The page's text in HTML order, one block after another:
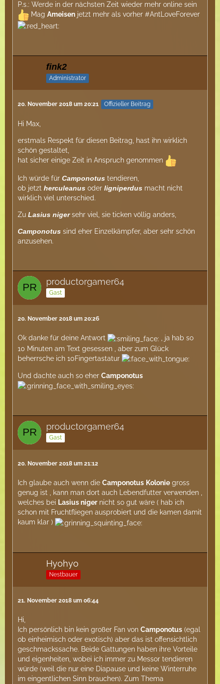
P.s.: Werde in der nächsten Zeit wieder mehr online sein
Mag Ameisen jetzt mehr als vorher #AntLoveForever
fink2
Administrator
20. November 2018 um 20:21 Offizieller Beitrag
Hi Max,
erstmals Respekt für diesen Beitrag, hast ihn wirklich
schön gestaltet,
hat sicher einige Zeit in Anspruch genommen
Ich würde für Camponotus tendieren,
ob jetzt herculeanus oder ligniperdus macht nicht
wirklich viel unterschied.
Zu Lasius nigersehr viel, sie ticken völlig anders,
Camponotus sind eher Einzelkämpfer, aber sehr schön
anzusehen.
productorgamer64
Gast
20. November 2018 um 20:26
Ok danke für deine Antwort
, ja hab so
10 Minuten am Text gesessen , aber zum Glück
beherrsche ich 10Fingertastatur
Und dachte auch so eher Camponotus
productorgamer64
Gast
20. November 2018 um 21:12
Ich glaube auch wenn die Camponotus Kolonie gross
genug ist , kann man dort auch Lebendfutter verwenden ,
welches bei Lasius nigernicht so gut wäre ( hab ich
schon mit Fruchtfliegen ausprobiert und die kamen damit
kaum klar )
Hyohyo
Nestbauer
21. November 2018 um 06:44
Hi,
Ich persönlich bin kein großer Fan von Camponotus (egal
ob einheimisch oder exotisch) aber das ist offensichtlich
geschmackssache. Beide Gattungen haben ihre Vorteile
und eigenheiten, wobei ich immer zu Messor tendieren
würde (weil die nur eine Diapause und keine Winterruhe
im eingentlichen Sinn brauchen). Zum Thema